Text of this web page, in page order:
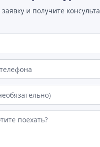
заявку и получите